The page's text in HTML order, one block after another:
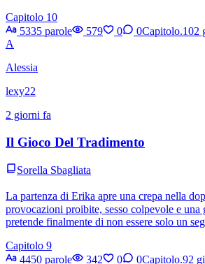
Capitolo 10
5335 parole
579 0 0Capitolo.102
A
Alessia
lexy22
2 giorni fa
Il Gioco Del Tradimento
Sorella Sbagliata
La partenza di Erika apre una crepa nella
provocazioni proibite, sesso colpevole e una
pretende finalmente di non essere solo un
Capitolo 9
4450 parole
342 0 0Capitolo.92